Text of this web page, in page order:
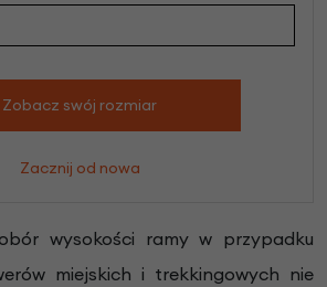
Zobacz swój rozmiar
Zacznij od nowa
wysokości ramy w przypadku
miejskich i trekkingowych nie